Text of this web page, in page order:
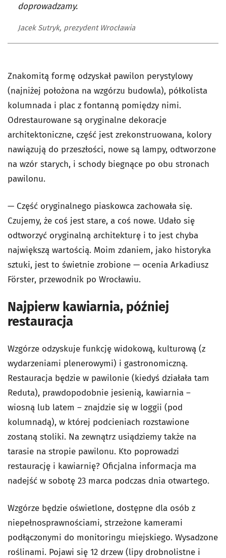
doprowadzamy.
Jacek Sutryk, prezydent Wrocławia
Znakomitą formę odzyskał pawilon perystylowy
(najniżej położona na wzgórzu budowla), półkolista
kolumnada i plac z fontanną pomiędzy nimi.
Odrestaurowane są oryginalne dekoracje
architektoniczne, część jest zrekonstruowana, kolory
nawiązują do przeszłości, nowe są lampy, odtworzone
na wzór starych, i schody biegnące po obu stronach
pawilonu.
— Część oryginalnego piaskowca zachowała się.
Czujemy, że coś jest stare, a coś nowe. Udało się
odtworzyć oryginalną architekturę i to jest chyba
największą wartością. Moim zdaniem, jako historyka
sztuki, jest to świetnie zrobione — ocenia Arkadiusz
Förster, przewodnik po Wrocławiu.
Najpierw kawiarnia, później
restauracja
Wzgórze odzyskuje funkcję widokową, kulturową (z
wydarzeniami plenerowymi) i gastronomiczną.
Restauracja będzie w pawilonie (kiedyś działała tam
Reduta), prawdopodobnie jesienią, kawiarnia –
wiosną lub latem – znajdzie się w loggii (pod
kolumnadą), w której podcieniach rozstawione
zostaną stoliki. Na zewnątrz usiądziemy także na
tarasie na stropie pawilonu. Kto poprowadzi
restaurację i kawiarnię? Oficjalna informacja ma
nadejść w sobotę 23 marca podczas dnia otwartego.
Wzgórze będzie oświetlone, dostępne dla osób z
niepełnosprawnościami, strzeżone kamerami
podłączonymi do monitoringu miejskiego. Wysadzone
roślinami. Pojawi się 12 drzew (lipy drobnolistne i